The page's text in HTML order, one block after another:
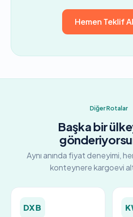
Hemen Teklif
Diğer Rotalar
Başka bir
Aynı anında fiyat deneyimi,
konteynere kargoevi
DXB